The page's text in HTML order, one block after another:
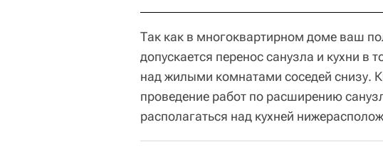
Так как в многоквартирном доме ваш
допускается перенос санузла и кухни в
над жилыми комнатами соседей снизу.
проведение работ по расширению
располагаться над кухней